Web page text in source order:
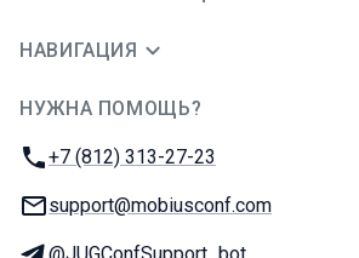
НАВИГАЦИЯ
НУЖНА ПОМОЩЬ?
Телефон:
+7 (812) 313-27-23
E-mail:
support@mobiusconf.com